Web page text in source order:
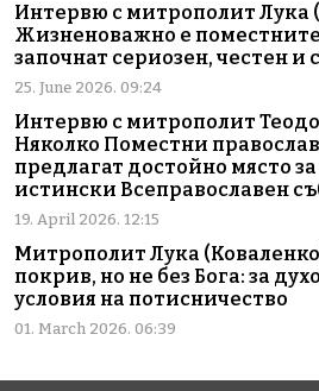
Интервю с митрополит Лука
Жизненоважно е
започнат сериозен, честен и
25. June 2026. 09:24
Интервю с митрополит
Няколко Поместни
предлагат достойно място
истински Всеправославен
19. April 2026. 12:15
Митрополит Лука
покрив, но не без Бога: за
условия на потисничество
01. March 2026. 06:39